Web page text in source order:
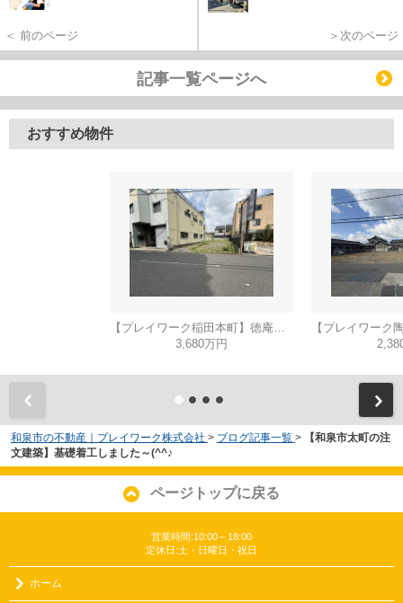
＜ 前のページ ＞次のページ
記事一覧ページへ
おすすめ物件
【プレイワーク稲田本町】徳庵駅まで歩6分・土地53坪・前道6ｍ・更地渡し
3,680万円
和泉市の不動産｜プレイワーク株式会社 > ブログ記事一覧 >
【和泉市太町の注
文建築】基礎着工しました～(^^♪
ページトップに戻る
営業時間:10:00～18:00
定休日:土・日曜日・祝日
ホーム